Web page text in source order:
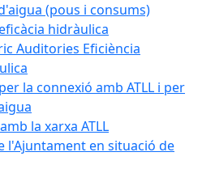
(pous i consums)
hidràulica
Auditories Eficiència
la connexió amb ATLL i per
la xarxa ATLL
l'Ajuntament en situació de